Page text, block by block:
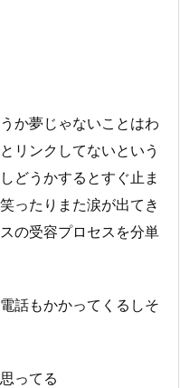
か夢じゃないことはわ
リンクしてないという
どうかするとすぐ止ま
ったりまた涙が出てき
の受容プロセスを分単
話もかかってくるしそ
ってる